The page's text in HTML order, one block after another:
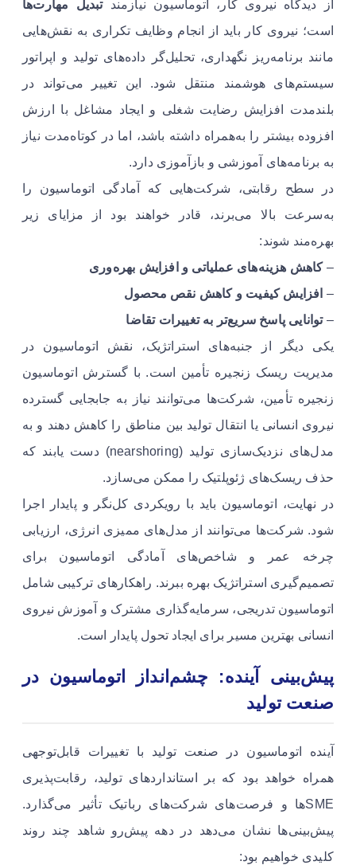
از دیدگاه نیروی کار، اتوماسیون نیازمندتبدیل مهارت‌ها
است؛ نیروی کار باید از انجام وظایف تکراری به نقش‌هایی
مانند برنامه‌ریز نگهداری، تحلیل‌گر داده‌های تولید و اپراتور
سیستم‌های هوشمند منتقل شود. این تغییر می‌تواند در
بلندمدت افزایش رضایت شغلی و ایجاد مشاغل با ارزش
افزوده بیشتر را به‌همراه داشته باشد، اما در کوتاه‌مدت نیاز
به برنامه‌های آموزشی و بازآموزی دارد.
در سطح رقابتی، شرکت‌هایی که آمادگی اتوماسیون را
به‌سرعت بالا می‌برند، قادر خواهند بود از مزایای زیر
بهره‌مند شوند:
–کاهش هزینه‌های عملیاتی و افزایش بهره‌وری
– افزایش کیفیت و کاهش نقص محصول
–توانایی پاسخ سریع‌تر به تغییرات تقاضا
یکی دیگر از جنبه‌های استراتژیک، نقش اتوماسیون در
مدیریت ریسک زنجیره تأمین است. با گسترش اتوماسیون
زنجیره تأمین، شرکت‌ها می‌توانند نیاز به جابجایی گسترده
نیروی انسانی یا انتقال تولید بین مناطق را کاهش دهند و به
مدل‌های نزدیک‌سازی تولید (nearshoring) دست یابند که
حذف ریسک‌های ژئوپلتیک را ممکن می‌سازد.
در نهایت، اتوماسیون باید با رویکردی کل‌نگر و پایدار اجرا
شود. شرکت‌ها می‌توانند از مدل‌های ممیزی انرژی، ارزیابی
چرخه عمر و شاخص‌های آمادگی اتوماسیون برای
تصمیم‌گیری استراتژیک بهره ببرند. راهکارهای ترکیبی شامل
اتوماسیون تدریجی، سرمایه‌گذاری مشترک و آموزش نیروی
انسانی بهترین مسیر برای ایجاد تحول پایدار است.
پیش‌بینی آینده: چشم‌انداز اتوماسیون در
صنعت تولید
آینده اتوماسیون در صنعت تولید با تغییرات قابل‌توجهی
همراه خواهد بود که بر استانداردهای تولید، رقابت‌پذیری
SMEها و فرصت‌های شرکت‌های رباتیک تأثیر می‌گذارد.
پیش‌بینی‌ها نشان می‌دهد در دهه پیش‌رو شاهد چند روند
کلیدی خواهیم بود: